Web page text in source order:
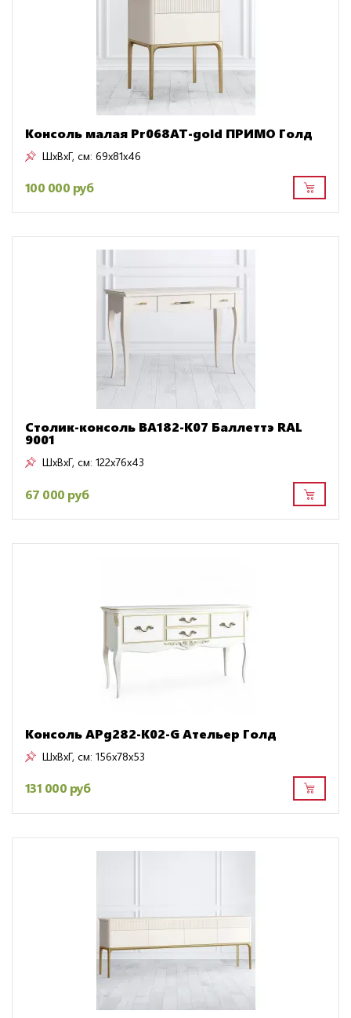
Консоль малая Pr068AT-gold ПРИМО Голд
ШxВxГ, см: 69x81x46
100 000 руб
Столик-консоль BA182-K07 Баллеттэ RAL
9001
ШxВxГ, см: 122x76x43
67 000 руб
Консоль APg282-K02-G Ательер Голд
ШxВxГ, см: 156x78x53
131 000 руб